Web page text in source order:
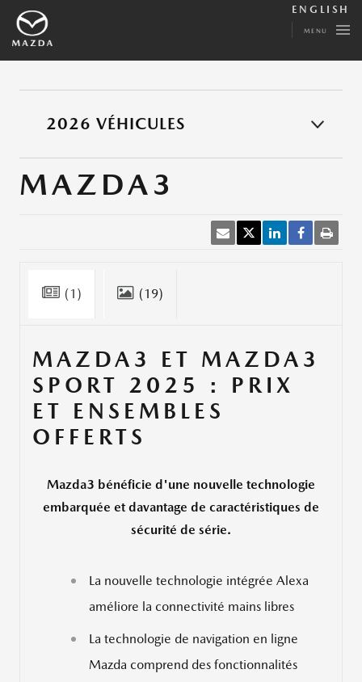
ENGLISH
MENU
2026 VÉHICULES
MAZDA3
(1) (19)
MAZDA3 ET MAZDA3
SPORT 2025 : PRIX
ET ENSEMBLES
OFFERTS
Mazda3 bénéficie d'une nouvelle technologie
embarquée et davantage de caractéristiques de
sécurité de série.
La nouvelle technologie intégrée Alexa
améliore la connectivité mains libres
La technologie de navigation en ligne
Mazda comprend des fonctionnalités